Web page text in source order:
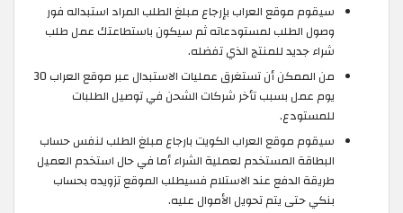
سيقوم موقع العراب بإرجاع مبلغ الطلب المراد استبداله فور
وصول الطلب لمستودعاته ثم سيكون باستطاعتك عمل طلب
شراء جديد للمنتج الذي تفضله.
من الممكن أن تستغرق عمليات الاستبدال عبر موقع العراب 30
يوم عمل بسبب تأخر شركات الشحن في توصيل الطلبات
للمستودع.
سيقوم موقع العراب الكويت بارجاع مبلغ الطلب لنفس حساب
البطاقة المستخدم لعملية الشراء أما في حال استخدم العميل
طريقة الدفع عند الاستلام فسيطلب الموقع تزويده بحساب
بنكي حتى يتم تحويل الأموال عليه.